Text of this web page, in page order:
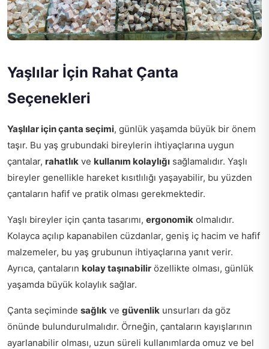
Yaşlılar İçin Rahat Çanta
Seçenekleri
Yaşlılar için çanta seçimi, günlük yaşamda büyük bir önem
taşır. Bu yaş grubundaki bireylerin ihtiyaçlarına uygun
çantalar, rahatlık ve kullanım kolaylığı sağlamalıdır. Yaşlı
bireyler genellikle hareket kısıtlılığı yaşayabilir, bu yüzden
çantaların hafif ve pratik olması gerekmektedir.
Yaşlı bireyler için çanta tasarımı, ergonomik olmalıdır.
Kolayca açılıp kapanabilen cüzdanlar, geniş iç hacim ve hafif
malzemeler, bu yaş grubunun ihtiyaçlarına yanıt verir.
Ayrıca, çantaların kolay taşınabilir özellikte olması, günlük
yaşamda büyük kolaylık sağlar.
Çanta seçiminde sağlık ve güvenlik unsurları da göz
önünde bulundurulmalıdır. Örneğin, çantaların kayışlarının
ayarlanabilir olması, uzun süreli kullanımlarda omuz ve bel